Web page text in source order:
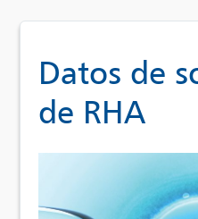
Datos de
de RHA